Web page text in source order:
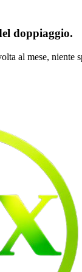
doppiaggio.
al mese, niente